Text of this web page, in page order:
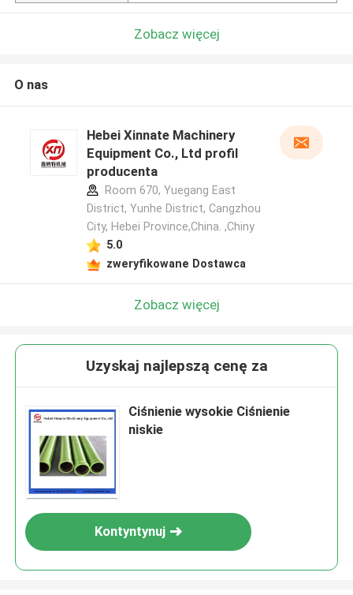
Zobacz więcej
O nas
Hebei Xinnate Machinery
Equipment Co., Ltd profil
producenta
Room 670, Yuegang East
District, Yunhe District, Cangzhou
City, Hebei Province,China. ,Chiny
5.0
zweryfikowane Dostawca
Zobacz więcej
Uzyskaj najlepszą cenę za
Ciśnienie wysokie Ciśnienie
niskie
Kontyntynuj